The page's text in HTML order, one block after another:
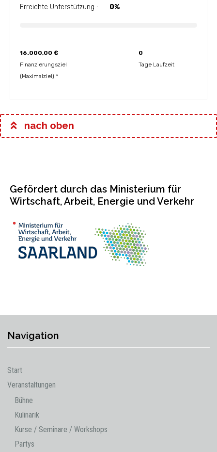
Erreichte Unterstützung : 0%
16.000,00 €
Finanzierungsziel
(Maximalziel) *
0
Tage Laufzeit
nach oben
Gefördert durch das Ministerium für
Wirtschaft, Arbeit, Energie und Verkehr
Navigation
Start
Veranstaltungen
Bühne
Kulinarik
Kurse / Seminare / Workshops
Partys